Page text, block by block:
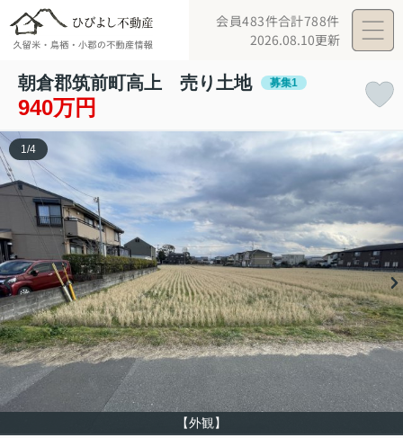
会員483件合計788件
2026.08.10更新
朝倉郡筑前町高上 売り土地 募集1
940万円
【外観】
1/4